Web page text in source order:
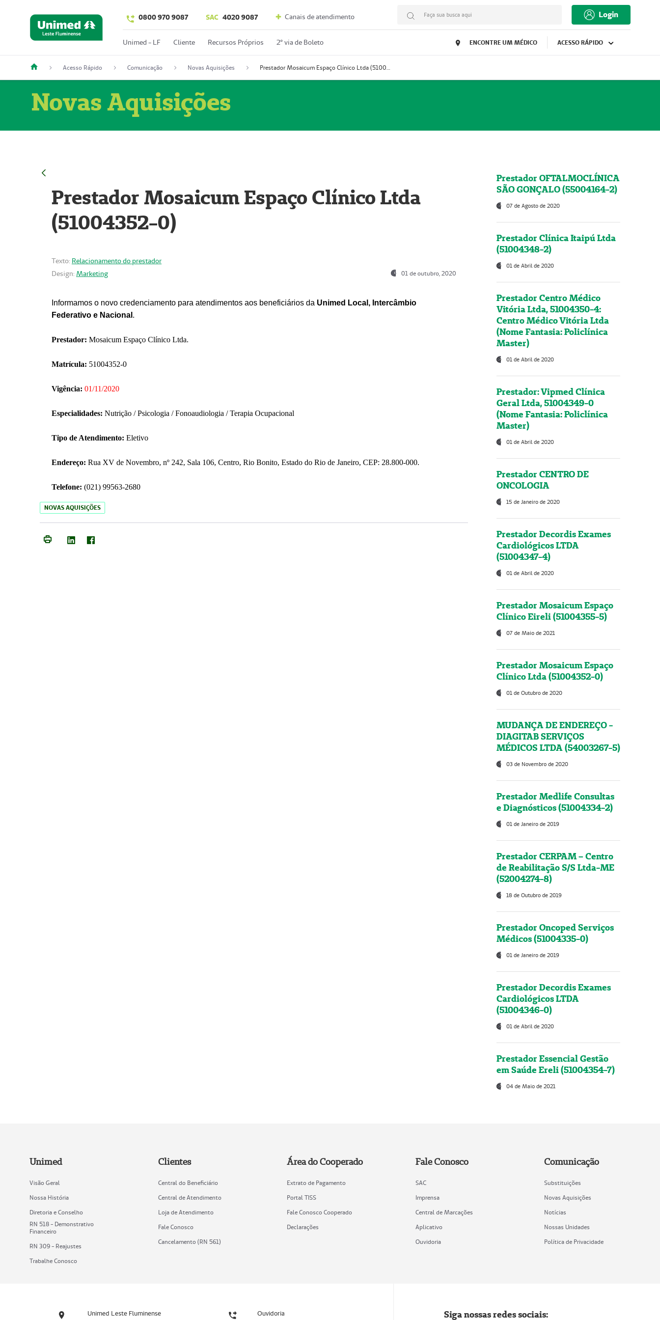
0800 970 9087 SAC 4020 9087 Canais de atendimento Faça sua busca aqui Login
Unimed - LF Cliente Recursos Próprios 2º via de Boleto ENCONTRE UM MÉDICO ACESSO RÁPIDO
Acesso Rápido Comunicação Novas Aquisições Prestador Mosaicum Espaço Clínico Ltda (51004352-0)
Novas Aquisições
Prestador Mosaicum Espaço Clínico Ltda
(51004352-0)
Texto: Relacionamento do prestador
Design: Marketing 01 de outubro, 2020
Informamos o novo credenciamento para atendimentos aos beneficiários da Unimed Local, Intercâmbio
Federativo e Nacional .
Prestador: Mosaicum Espaço Clínico Ltda.
Matrícula: 51004352-0
Vigência: 01/11/2020
Especialidades: Nutrição / Psicologia / Fonoaudiologia / Terapia Ocupacional
Tipo de Atendimento: Eletivo
Endereço: Rua XV de Novembro, nº 242, Sala 106, Centro, Rio Bonito, Estado do Rio de Janeiro, CEP: 28.800-000.
Telefone: (021) 99563-2680
NOVAS AQUISIÇÕES
Prestador OFTALMOCLÍNICA
SÃO GONÇALO (55004164-2)
07 de Agosto de 2020
Prestador Clínica Itaipú Ltda
(51004348-2)
01 de Abril de 2020
Prestador Centro Médico
Vitória Ltda, 51004350-4:
Centro Médico Vitória Ltda
(Nome Fantasia: Policlínica
Master)
01 de Abril de 2020
Prestador: Vipmed Clínica
Geral Ltda, 51004349-0
(Nome Fantasia: Policlínica
Master)
01 de Abril de 2020
Prestador CENTRO DE
ONCOLOGIA
15 de Janeiro de 2020
Prestador Decordis Exames
Cardiológicos LTDA
(51004347-4)
01 de Abril de 2020
Prestador Mosaicum Espaço
Clínico Eireli (51004355-5)
07 de Maio de 2021
Prestador Mosaicum Espaço
Clínico Ltda (51004352-0)
01 de Outubro de 2020
MUDANÇA DE ENDEREÇO -
DIAGITAB SERVIÇOS
MÉDICOS LTDA (54003267-5)
03 de Novembro de 2020
Prestador Medlife Consultas
e Diagnósticos (51004334-2)
01 de Janeiro de 2019
Prestador CERPAM – Centro
de Reabilitação S/S Ltda-ME
(52004274-8)
18 de Outubro de 2019
Prestador Oncoped Serviços
Médicos (51004335-0)
01 de Janeiro de 2019
Prestador Decordis Exames
Cardiológicos LTDA
(51004346-0)
01 de Abril de 2020
Prestador Essencial Gestão
em Saúde Ereli (51004354-7)
04 de Maio de 2021
Unimed
Visão Geral
Nossa História
Diretoria e Conselho
RN 518 - Demonstrativo
Financeiro
RN 309 - Reajustes
Trabalhe Conosco
Clientes
Central do Beneficiário
Central de Atendimento
Loja de Atendimento
Fale Conosco
Cancelamento (RN 561)
Área do Cooperado
Extrato de Pagamento
Portal TISS
Fale Conosco Cooperado
Declarações
Fale Conosco
SAC
Imprensa
Central de Marcações
Aplicativo
Ouvidoria
Comunicação
Substituições
Novas Aquisições
Notícias
Nossas Unidades
Política de Privacidade
Unimed Leste Fluminense Ouvidoria Siga nossas redes sociais: